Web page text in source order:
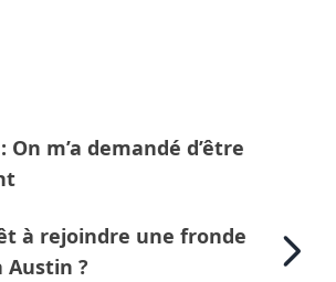
On m’a demandé d’être
à rejoindre une fronde
Austin ?